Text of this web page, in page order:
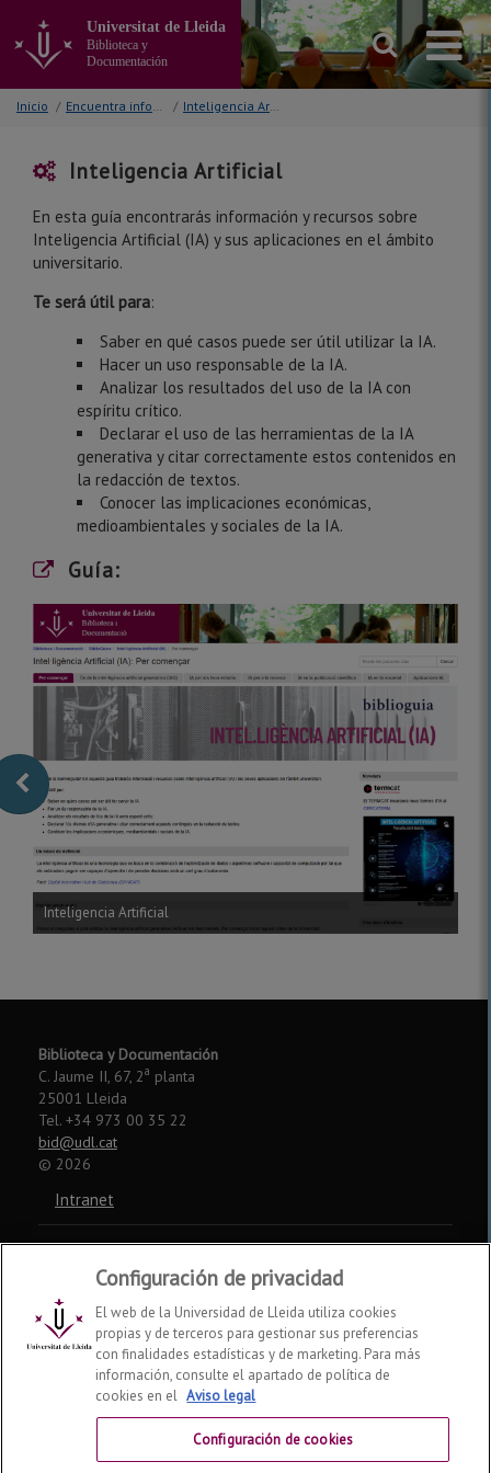
contenido
principal
Universitat de Lleida
Biblioteca y
Documentación
Inicio / Encuentra información / Inteligencia Artificial
Inteligencia Artificial
En esta guía encontrarás información y recursos sobre
Inteligencia Artificial (IA) y sus aplicaciones en el ámbito
universitario.
Te será útil para:
Saber en qué casos puede ser útil utilizar la IA.
Hacer un uso responsable de la IA.
Analizar los resultados del uso de la IA con
espíritu crítico.
Declarar el uso de las herramientas de la IA
generativa y citar correctamente estos contenidos en
la redacción de textos.
Conocer las implicaciones económicas,
medioambientales y sociales de la IA.
Guía:
Inteligencia Artificial
Biblioteca y Documentación
C. Jaume II, 67, 2a planta
25001 Lleida
Tel. +34 973 00 35 22
bid@udl.cat
© 2026
Intranet
Aviso legal
Accesibilidad
Somos miembros de:
REBIUN CRUE
Redes sociales
Configuración de privacidad
El web de la Universidad de Lleida utiliza cookies
propias y de terceros para gestionar sus preferencias
con finalidades estadísticas y de marketing. Para más
información, consulte el apartado de política de
cookies en el Aviso legal
Configuración de cookies